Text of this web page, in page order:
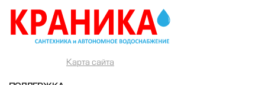
Карта сайта